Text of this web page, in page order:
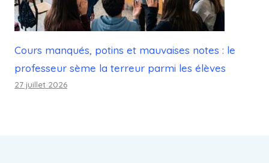
Cours manqués, potins et mauvaises notes : le
professeur sème la terreur parmi les élèves
27 juillet 2026